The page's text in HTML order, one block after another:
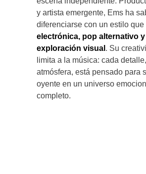
y artista emergente, Ems ha
diferenciarse con un estilo que
electrónica, pop alternativo y
exploración visual . Su
limita a la música: cada
atmósfera, está pensado para
oyente en un universo
completo.